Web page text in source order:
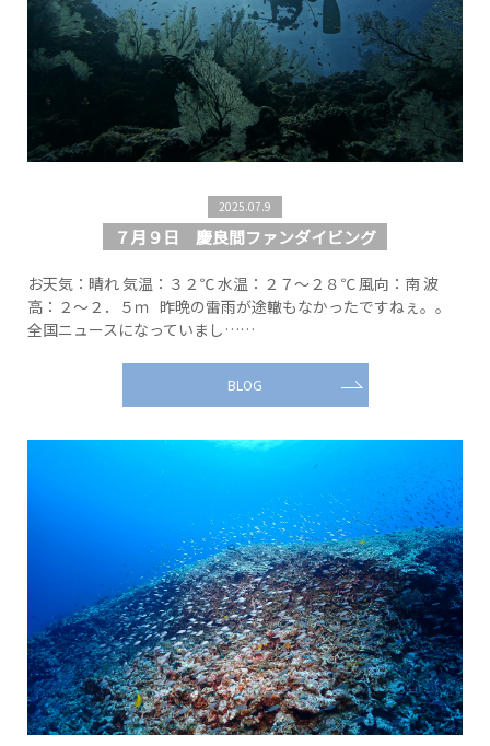
2025.07.9
７月９日 慶良間ファンダイビング
お天気：晴れ 気温：３２℃ 水温：２７～２８℃ 風向：南 波
高：２～２．５ｍ 昨晩の雷雨が途轍もなかったですねぇ。。
全国ニュースになっていまし……
BLOG